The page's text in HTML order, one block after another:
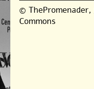
© ThePromenader,
Commons